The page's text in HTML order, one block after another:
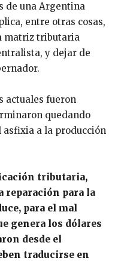
de una Argentina
entre otras cosas,
matriz tributaria
y dejar de
actuales fueron
quedando
a la producción
tributaria,
reparación para la
para el mal
genera los dólares
desde el
traducirse en